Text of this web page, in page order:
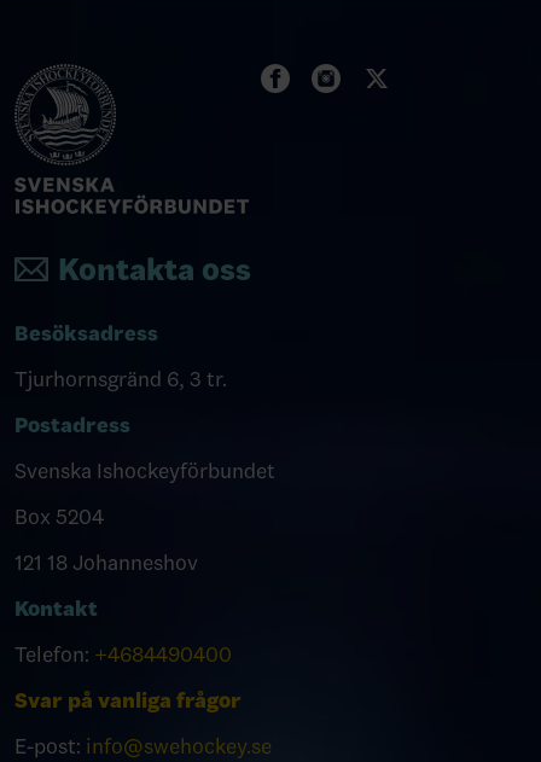
Kontakta oss
Besöksadress
Tjurhornsgränd 6, 3 tr.
Postadress
Svenska Ishockeyförbundet
Box 5204
121 18 Johanneshov
Kontakt
Telefon: +4684490400
Svar på vanliga frågor
E-post: info@swehockey.se